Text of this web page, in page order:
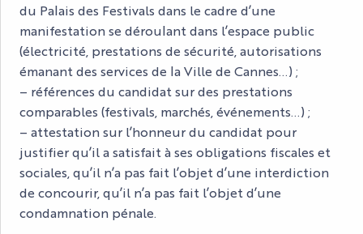
du Palais des Festivals dans le cadre d’une
manifestation se déroulant dans l’espace public
(électricité, prestations de sécurité, autorisations
émanant des services de la Ville de Cannes…) ;
– références du candidat sur des prestations
comparables (festivals, marchés, événements…) ;
– attestation sur l’honneur du candidat pour
justifier qu’il a satisfait à ses obligations fiscales et
sociales, qu’il n’a pas fait l’objet d’une interdiction
de concourir, qu’il n’a pas fait l’objet d’une
condamnation pénale.